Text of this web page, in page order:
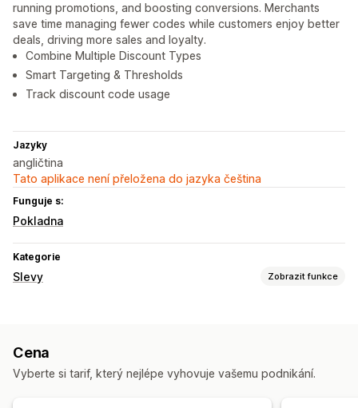
running promotions, and boosting conversions. Merchants
save time managing fewer codes while customers enjoy better
deals, driving more sales and loyalty.
Combine Multiple Discount Types
Smart Targeting & Thresholds
Track discount code usage
Jazyky
angličtina
Tato aplikace není přeložena do jazyka čeština
Funguje s:
Pokladna
Kategorie
Slevy Zobrazit funkce
Doprava zdarma
Slevy na pokladně Dynamické nacenění Vlastní slevy
Cena
Vyberte si tarif, který nejlépe vyhovuje vašemu podnikání.